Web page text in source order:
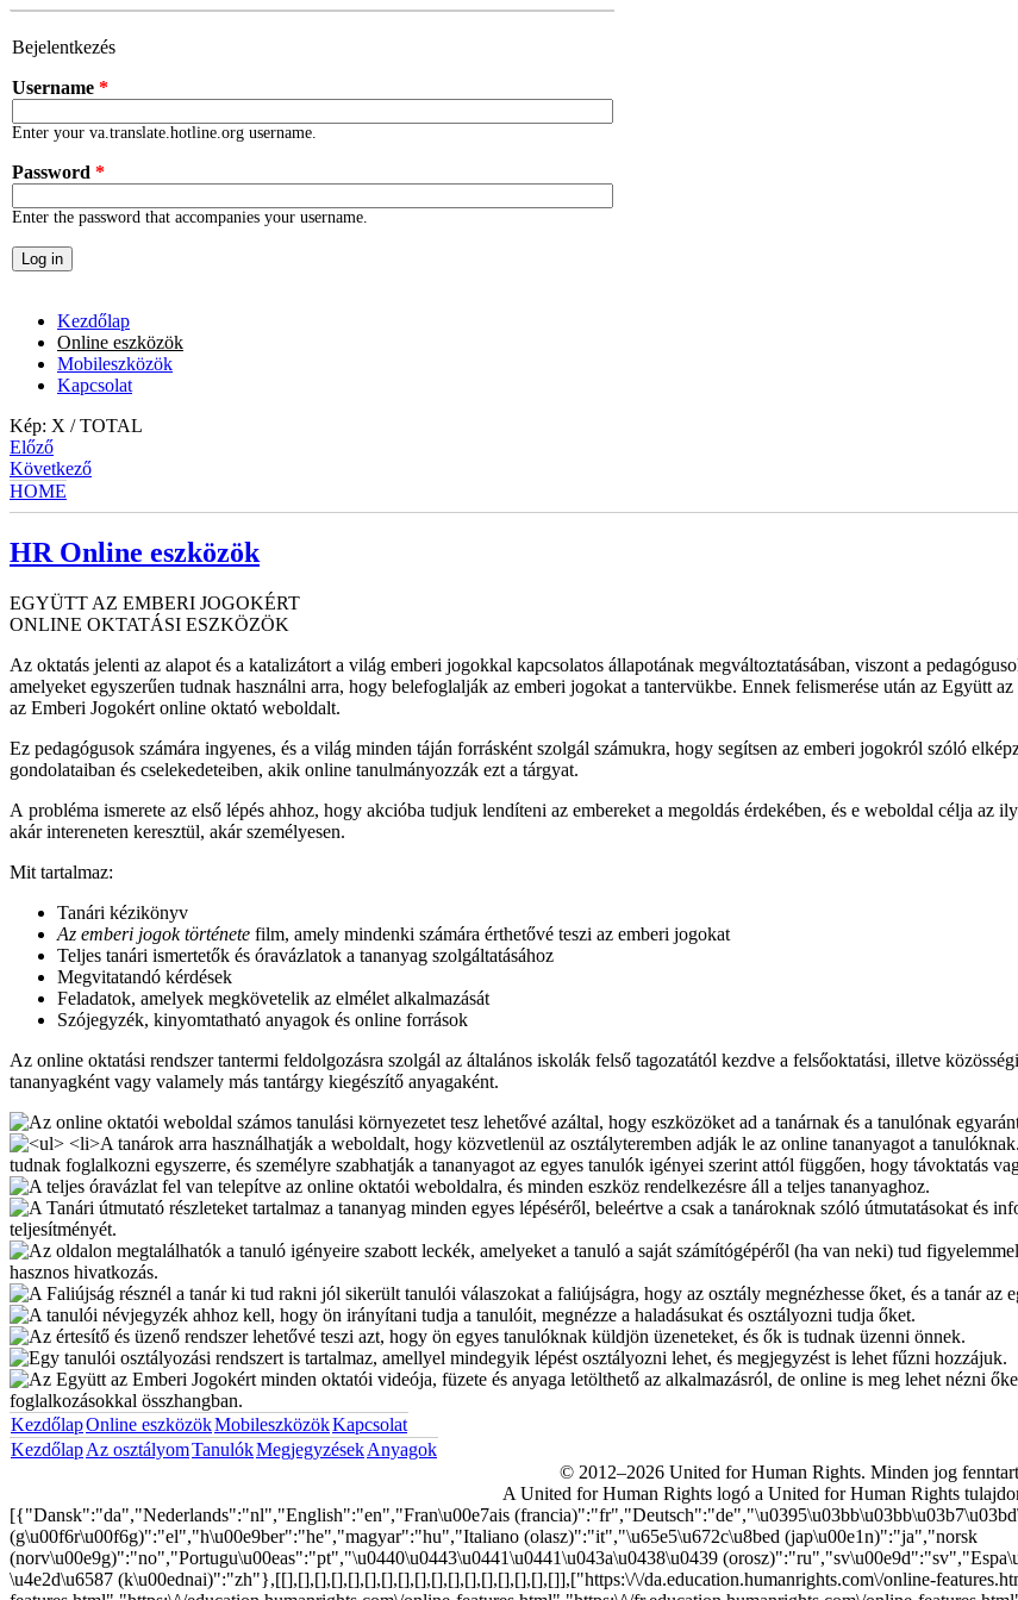
Bejelentkezés
Username *
Enter your va.translate.hotline.org username.
Password *
Enter the password that accompanies your username.
Kezdőlap
Online eszközök
Mobileszközök
Kapcsolat
Kép: X /TOTAL
Előző
Következő
YOU ARE HERE
HOME
HR Online eszközök
EGYÜTT AZ EMBERI JOGOKÉRT
ONLINE OKTATÁSI ESZKÖZÖK
Az oktatás jelenti az alapot és a katalizátort a világ emberi jogokkal kapcsolatos állapotának megváltoztatásában, viszont a
amelyeket egyszerűen tudnak használni arra, hogy belefoglalják az emberi jogokat a tantervükbe. Ennek felismerése után az Együtt
az Emberi Jogokért online oktató weboldalt.
Ez pedagógusok számára ingyenes, és a világ minden táján forrásként szolgál számukra, hogy segítsen az emberi jogokról szóló
gondolataiban és cselekedeteiben, akik online tanulmányozzák ezt a tárgyat.
A probléma ismerete az első lépés ahhoz, hogy akcióba tudjuk lendíteni az embereket a megoldás érdekében, és e weboldal célja az
akár intereneten keresztül, akár személyesen.
Mit tartalmaz:
Tanári kézikönyv
Az emberi jogok története film, amely mindenki számára érthetővé teszi az emberi jogokat
Teljes tanári ismertetők és óravázlatok a tananyag szolgáltatásához
Megvitatandó kérdések
Feladatok, amelyek megkövetelik az elmélet alkalmazását
Szójegyzék, kinyomtatható anyagok és online források
Az online oktatási rendszer tantermi feldolgozásra szolgál az általános iskolák felső tagozatától kezdve a felsőoktatási, illetve
tananyagként vagy valamely más tantárgy kiegészítő anyagaként.
KezdőlapOnline eszközökMobileszközökKapcsolat
KezdőlapAz osztályomTanulókMegjegyzésekAnyagok
© 2012–2026 United for Human Rights. Minden jog
A United for Human Rights logó a United for Human Rights
[{"Dansk":"da","Nederlands":"nl","English":"en","Fran\u00e7ais
(g\u00f6r\u00f6g)":"el","h\u00e9ber":"he","magyar":"hu","Italiano (olasz)":"it","\u65e5\u672c\u8bed (jap\u00e1n)":"ja","norsk
(norv\u00e9g)":"no","Portugu\u00eas":"pt","\u0440\u0443\u0441\u0441\u043a\u0438\u0439
\u4e2d\u6587 (k\u00ednai)":"zh"},[[],[],[],[],[],[],[],[],[],[],[],[],[],[],[],[],[]],["https:\/\/da.education.humanrights.com\/online-